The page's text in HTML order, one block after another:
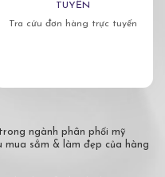
TUYẾN
Tra cứu đơn hàng trực tuyến
ngành phân phối mỹ
mua sắm & làm đẹp của hàng